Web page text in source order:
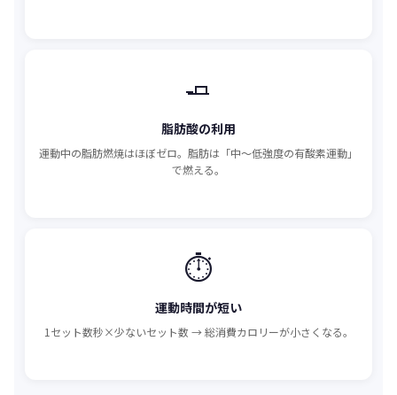
🧈
脂肪酸の利用
運動中の脂肪燃焼はほぼゼロ。脂肪は「中〜低強度の有酸素運動」
で燃える。
⏱️
運動時間が短い
1セット数秒×少ないセット数 → 総消費カロリーが小さくなる。